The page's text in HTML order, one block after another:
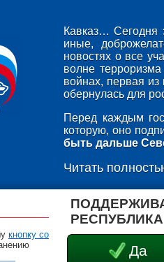
Кавказ… Сегодня
иные,
новостях о все
волне
войнах, первая
обернулась для
Перед каждым
которую, оно
быть дальше
Читать
Да
кнопку со